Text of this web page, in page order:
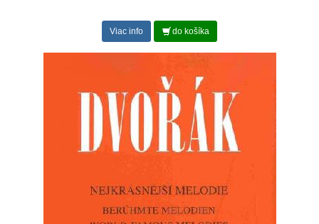
Viac info do košíka